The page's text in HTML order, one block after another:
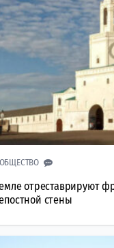
ОБЩЕСТВО
отреставрируют
стены